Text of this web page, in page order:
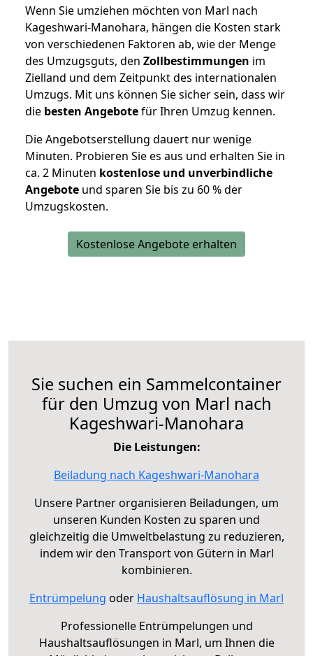
Wenn Sie umziehen möchten von Marl nach
Kageshwari-Manohara, hängen die Kosten stark
von verschiedenen Faktoren ab, wie der Menge
des Umzugsguts, den Zollbestimmungen im
Zielland und dem Zeitpunkt des internationalen
Umzugs. Mit uns können Sie sicher sein, dass wir
die besten Angebotefür Ihren Umzug kennen.
Die Angebotserstellung dauert nur wenige
Minuten. Probieren Sie es aus und erhalten Sie in
ca. 2 Minuten kostenlose und unverbindliche
Angebote und sparen Sie bis zu 60 % der
Umzugskosten.
Kostenlose Angebote erhalten
Sie suchen ein Sammelcontainer
für den Umzug von Marl nach
Kageshwari-Manohara
Die Leistungen:
Beiladung nach Kageshwari-Manohara
Unsere Partner organisieren Beiladungen, um
unseren Kunden Kosten zu sparen und
gleichzeitig die Umweltbelastung zu reduzieren,
indem wir den Transport von Gütern in Marl
kombinieren.
Entrümpelung oder Haushaltsauflösung in Marl
Professionelle Entrümpelungen und
Haushaltsauflösungen in Marl, um Ihnen die